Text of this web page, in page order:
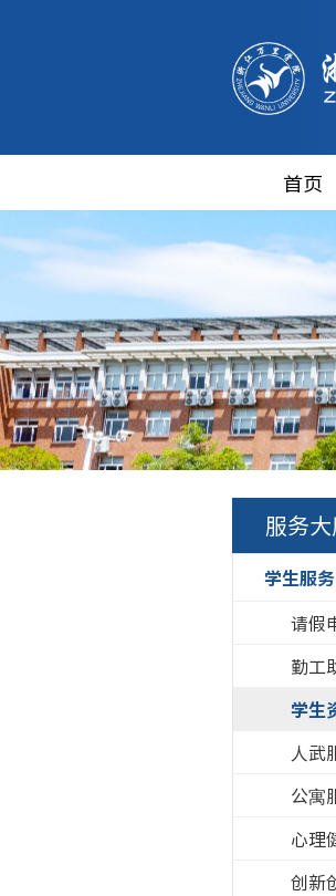
首页
服务
学生服务
请假
勤工
学生
人武
公寓
心理
创新